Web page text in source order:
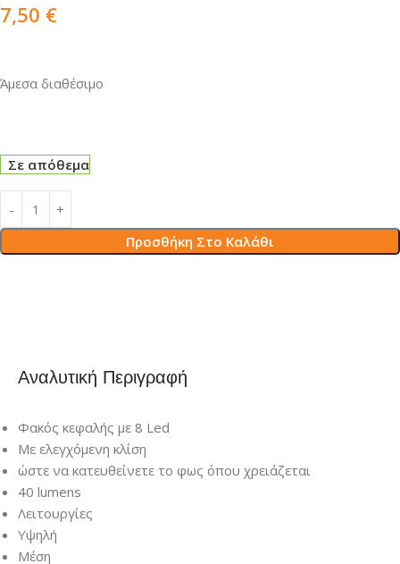
7,50 €
Άμεσα διαθέσιμο
Σε απόθεμα
Προσθήκη Στο Καλάθι
Αναλυτική Περιγραφή
Φακός κεφαλής με 8 Led
Με ελεγχόμενη κλίση
ώστε να κατευθείνετε το φως όπου χρειάζεται
40 lumens
Λειτουργίες
Υψηλή
Μέση